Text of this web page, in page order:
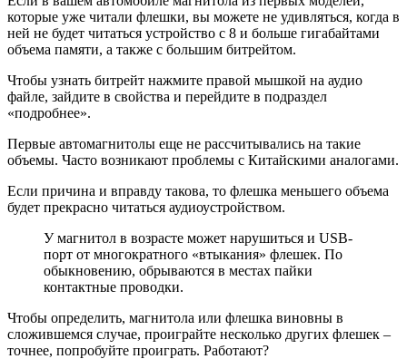
которые уже читали флешки, вы можете не удивляться, когда в
ней не будет читаться устройство с 8 и больше гигабайтами
объема памяти, а также с большим битрейтом.
Чтобы узнать битрейт нажмите правой мышкой на аудио
файле, зайдите в свойства и перейдите в подраздел
«подробнее».
Первые автомагнитолы еще не рассчитывались на такие
объемы. Часто возникают проблемы с Китайскими аналогами.
Если причина и вправду такова, то флешка меньшего объема
будет прекрасно читаться аудиоустройством.
У магнитол в возрасте может нарушиться и USB-
порт от многократного «втыкания» флешек. По
обыкновению, обрываются в местах пайки
контактные проводки.
Чтобы определить, магнитола или флешка виновны в
сложившемся случае, проиграйте несколько других флешек –
точнее, попробуйте проиграть. Работают?